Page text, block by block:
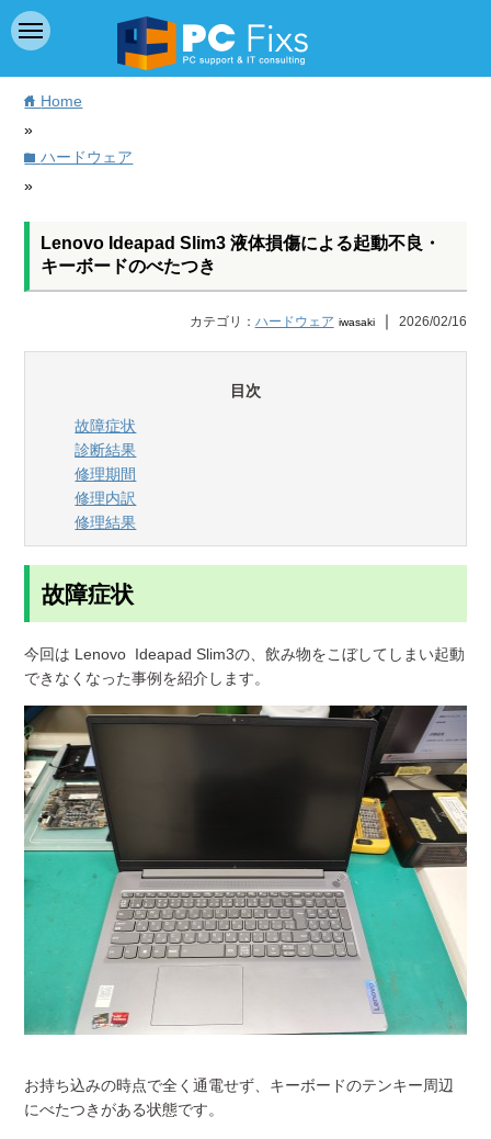
home Home
»
folderハードウェア
»
Lenovo Ideapad Slim3 液体損傷による起動不良・
キーボードのべたつき
カテゴリ： ハードウェア iwasaki｜ 2026/02/16
目次
故障症状
診断結果
修理期間
修理内訳
修理結果
故障症状
今回は Lenovo Ideapad Slim3の、飲み物をこぼしてしまい起動
できなくなった事例を紹介します。
お持ち込みの時点で全く通電せず、キーボードのテンキー周辺
にべたつきがある状態です。